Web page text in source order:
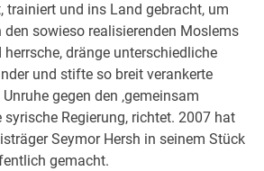
trainiert und ins Land gebracht, um
den sowieso realisierenden Moslems
dränge unterschiedliche
und stifte so breit verankerte
gegen den ‚gemeinsam
syrische Regierung, richtet. 2007 hat
Seymor Hersh in seinem Stück
gemacht.